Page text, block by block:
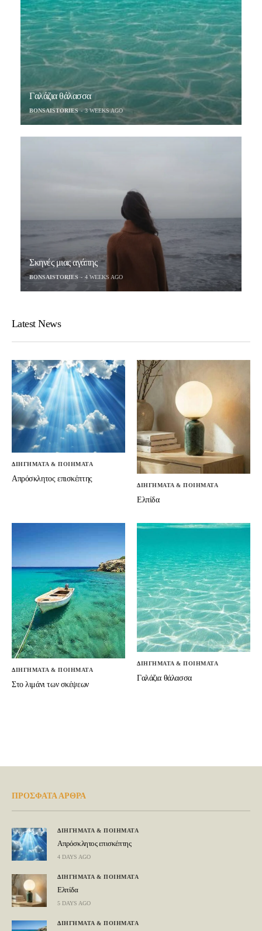
Γαλάζια θάλασσα
BONSAISTORIES 3 WEEKS AGO
Σκηνές μιας αγάπης
BONSAISTORIES 4 WEEKS AGO
Latest News
ΔΙΗΓΗΜΑΤΑ & ΠΟΙΗΜΑΤΑ
Απρόσκλητος επισκέπτης
ΔΙΗΓΗΜΑΤΑ & ΠΟΙΗΜΑΤΑ
Ελπίδα
ΔΙΗΓΗΜΑΤΑ & ΠΟΙΗΜΑΤΑ
Στο λιμάνι των σκέψεων
ΔΙΗΓΗΜΑΤΑ & ΠΟΙΗΜΑΤΑ
Γαλάζια θάλασσα
ΠΡΟΣΦΑΤΑ ΑΡΘΡΑ
ΔΙΗΓΗΜΑΤΑ & ΠΟΙΗΜΑΤΑ
Απρόσκλητος επισκέπτης
4 DAYS AGO
ΔΙΗΓΗΜΑΤΑ & ΠΟΙΗΜΑΤΑ
Ελπίδα
5 DAYS AGO
ΔΙΗΓΗΜΑΤΑ & ΠΟΙΗΜΑΤΑ